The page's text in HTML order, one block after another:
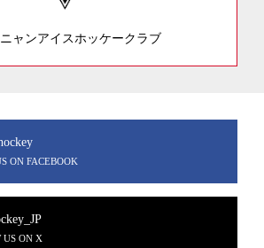
ャンアイスホッケークラブ
ON FACEBOOK
US ON X